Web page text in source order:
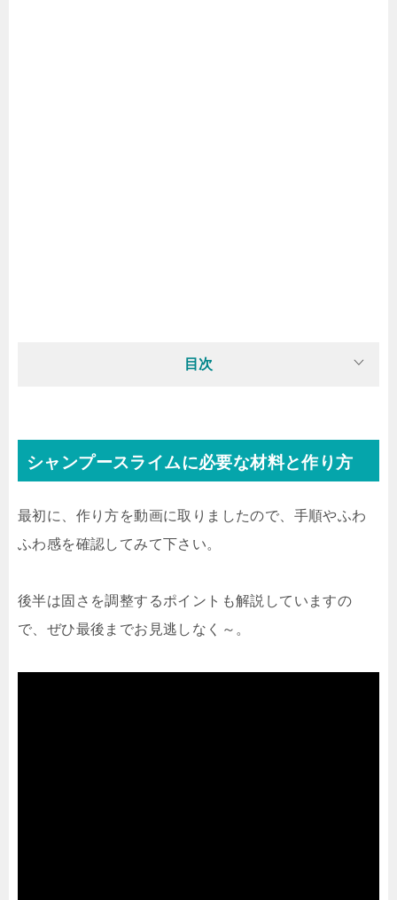
目次
シャンプースライムに必要な材料と作り方
最初に、作り方を動画に取りましたので、手順やふわ
ふわ感を確認してみて下さい。
後半は固さを調整するポイントも解説していますの
で、ぜひ最後までお見逃しなく～。